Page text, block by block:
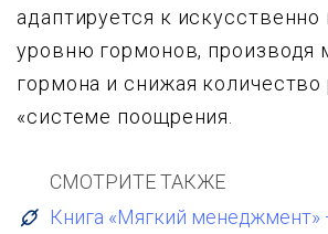
адаптируется к
уровню гормонов, производя
гормона и снижая
«системе поощрения.
СМОТРИТЕ ТАКЖЕ
Книга «Мягкий